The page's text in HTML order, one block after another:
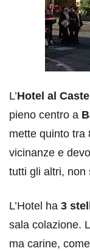
L’Hotel al
pieno centro a
mette quinto tra
vicinanze e
tutti gli altri, non
L’Hotel ha 3
sala colazione.
ma carine,